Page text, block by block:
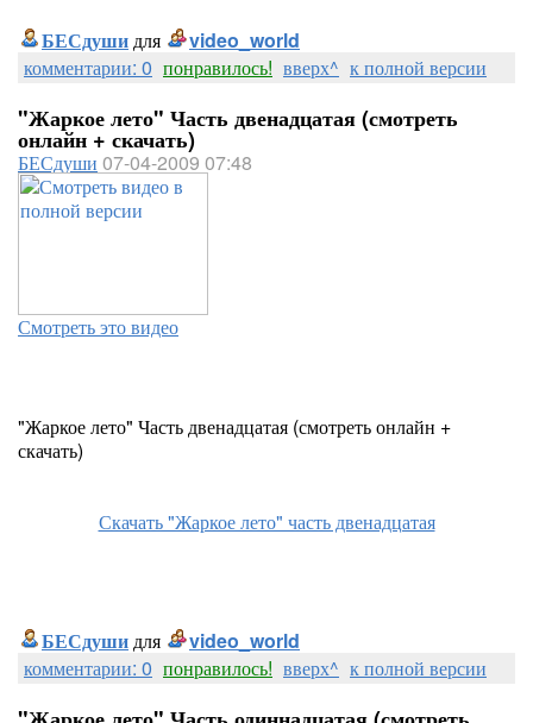
БЕСдушидля
video_world
комментарии: 0 понравилось! вверх^ к полной версии
"Жаркое лето" Часть двенадцатая (смотреть
онлайн + скачать)
БЕСдуши 07-04-2009 07:48
Смотреть это видео
"Жаркое лето" Часть двенадцатая (смотреть онлайн +
скачать)
Скачать "Жаркое лето" часть двенадцатая
БЕСдушидля
video_world
комментарии: 0 понравилось! вверх^ к полной версии